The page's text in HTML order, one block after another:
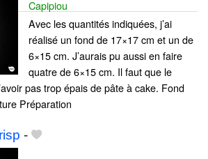
Capipiou
Avec les quantités indiquées, j’ai
réalisé un fond de 17×17 cm et un de
6×15 cm. J’aurais pu aussi en faire
quatre de 6×15 cm. Il faut que le
pas trop épais de pâte à cake. Fond
Préparation
-